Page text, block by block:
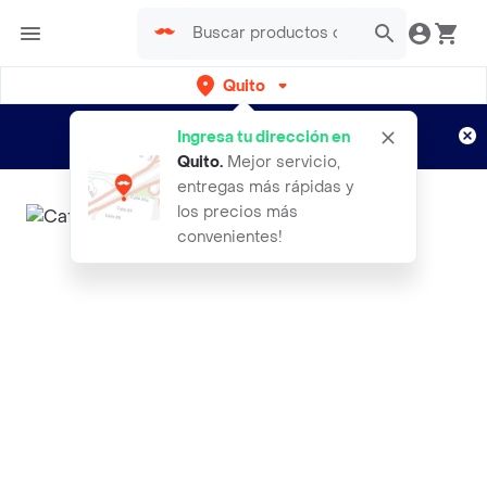
Quito
Ingresa tu dirección en
Quito. Mejor servicio,
entregas más rápidas y
los precios más
convenientes!
envíos gratis por semanas
Aplican TyC